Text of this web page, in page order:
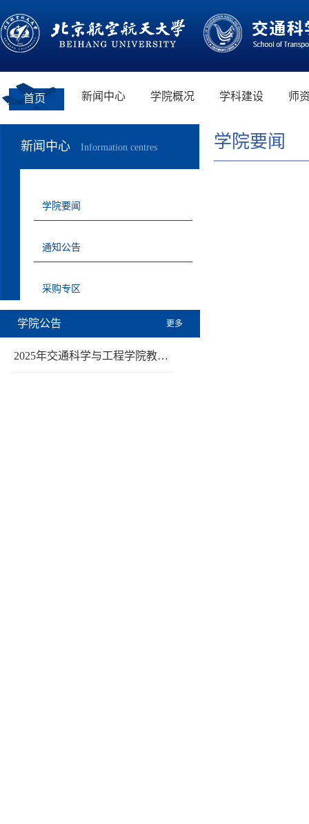
首页 新闻中心 学院概况 学科建设 师
新闻中心 Information centres
学院要闻
通知公告
采购专区
学院公告 更多
2025年交通科学与工程学院教…
学院要闻